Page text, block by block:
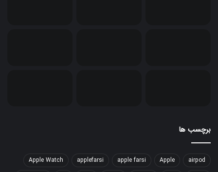
برچسب ها
airpod
Apple
apple farsi
applefarsi
Apple Watch